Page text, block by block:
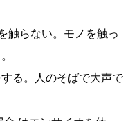
触らない。モノを触っ
る。人のそばで大声で